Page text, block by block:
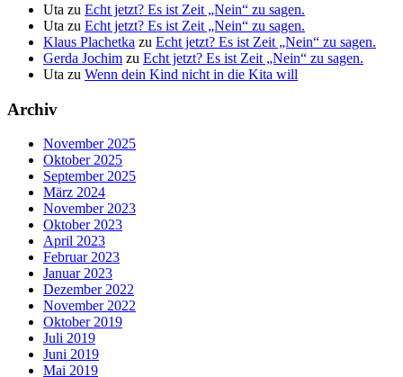
Uta zu Echt jetzt? Es ist Zeit „Nein“ zu sagen.
Uta zu Echt jetzt? Es ist Zeit „Nein“ zu sagen.
Klaus Plachetka zu Echt jetzt? Es ist Zeit „Nein“ zu sagen.
Gerda Jochim zu Echt jetzt? Es ist Zeit „Nein“ zu sagen.
Uta zu Wenn dein Kind nicht in die Kita will
Archiv
November 2025
Oktober 2025
September 2025
März 2024
November 2023
Oktober 2023
April 2023
Februar 2023
Januar 2023
Dezember 2022
November 2022
Oktober 2019
Juli 2019
Juni 2019
Mai 2019